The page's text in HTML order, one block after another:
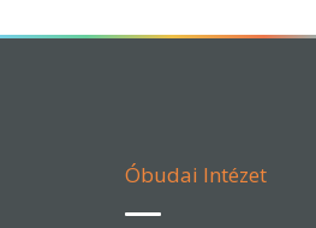
Óbudai Intézet